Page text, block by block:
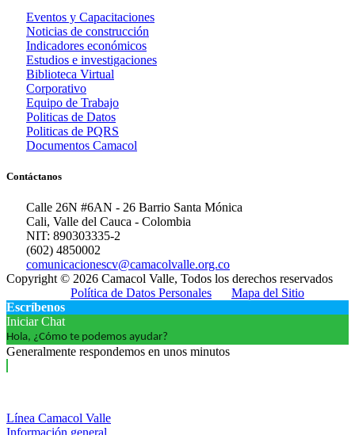
Eventos y Capacitaciones
Noticias de construcción
Indicadores económicos
Estudios e investigaciones
Biblioteca Virtual
Corporativo
Equipo de Trabajo
Politicas de Datos
Politicas de PQRS
Documentos Camacol
Contáctanos
Calle 26N #6AN - 26 Barrio Santa Mónica
Cali, Valle del Cauca - Colombia
NIT: 890303335-2
(602) 4850002
comunicacionescv@camacolvalle.org.co
Copyright © 2026 Camacol Valle, Todos los derechos reservados
Política de Datos Personales
Mapa del Sitio
Escríbenos
Iniciar Chat
Hola, ¿Cómo te podemos ayudar?
Generalmente respondemos en unos minutos
Línea Camacol Valle